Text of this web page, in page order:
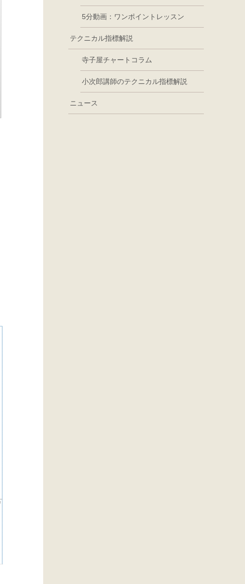
5分動画：ワンポイントレッスン
テクニカル指標解説
寺子屋チャートコラム
小次郎講師のテクニカル指標解説
ニュース